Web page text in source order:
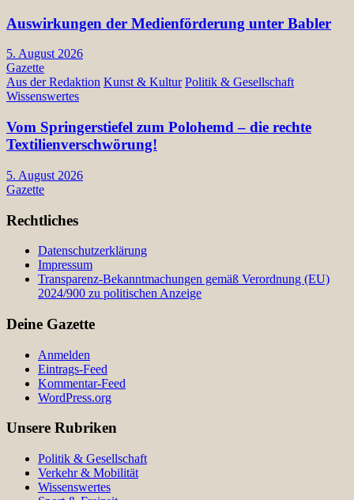
Auswirkungen der Medienförderung unter Babler
5. August 2026
Gazette
Aus der Redaktion Kunst & Kultur Politik & Gesellschaft
Wissenswertes
Vom Springerstiefel zum Polohemd – die rechte
Textilienverschwörung!
5. August 2026
Gazette
Rechtliches
Datenschutzerklärung
Impressum
Transparenz-Bekanntmachungen gemäß Verordnung (EU)
2024/900 zu politischen Anzeige
Deine Gazette
Anmelden
Eintrags-Feed
Kommentar-Feed
WordPress.org
Unsere Rubriken
Politik & Gesellschaft
Verkehr & Mobilität
Wissenswertes